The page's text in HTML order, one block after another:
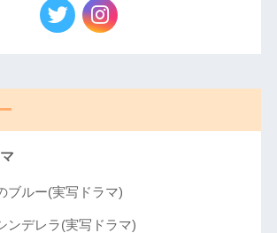
ブルー(実写ドラマ)
ンデレラ(実写ドラマ)